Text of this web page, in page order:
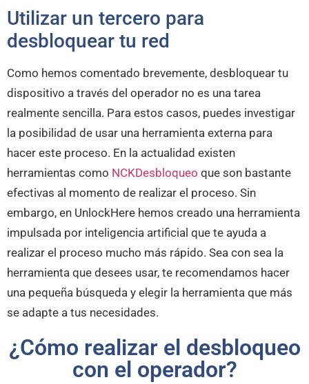
Utilizar un tercero para
desbloquear tu red
Como hemos comentado brevemente, desbloquear tu
dispositivo a través del operador no es una tarea
realmente sencilla. Para estos casos, puedes investigar
la posibilidad de usar una herramienta externa para
hacer este proceso. En la actualidad existen
herramientas como NCKDesbloqueo que son bastante
efectivas al momento de realizar el proceso. Sin
embargo, en UnlockHere hemos creado una herramienta
impulsada por inteligencia artificial que te ayuda a
realizar el proceso mucho más rápido. Sea con sea la
herramienta que desees usar, te recomendamos hacer
una pequeña búsqueda y elegir la herramienta que más
se adapte a tus necesidades.
¿Cómo realizar el desbloqueo
con el operador?